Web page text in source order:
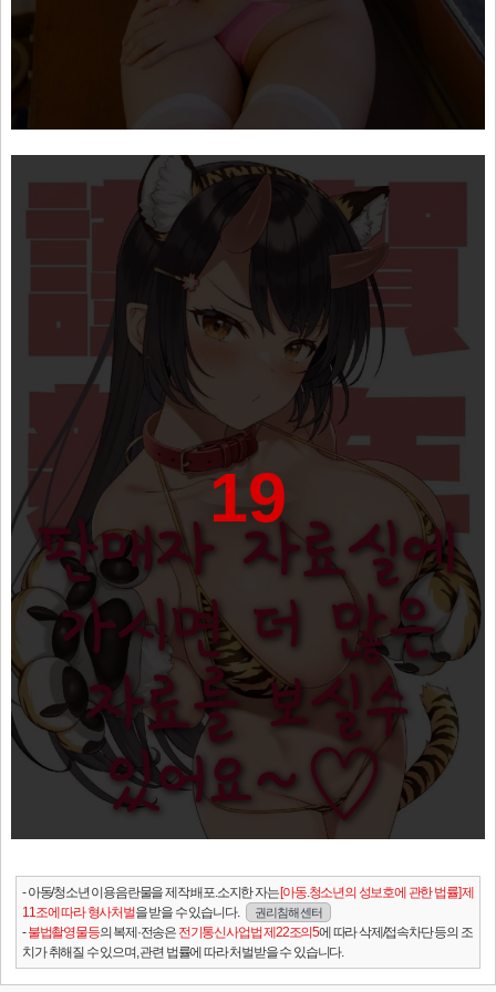
19
- 아동/청소년 이용음란물을 제작.배포.소지한 자는[아동.청소년의 성보호에 관한 법률] 제
11조에 따라 형사처벌을 받을 수 있습니다. 권리침해 센터
-불법촬영물등의 복제·전송은 전기통신사업법 제22조의5에 따라 삭제/접속차단 등의 조
치가 취해질 수 있으며, 관련 법률에 따라 처벌받을 수 있습니다.